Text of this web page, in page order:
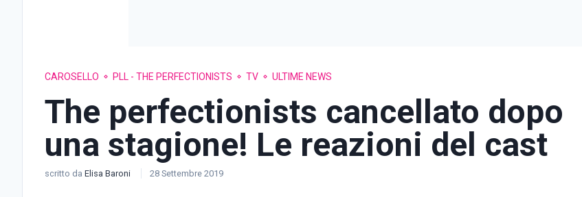
CAROSELLO PLL - THE PERFECTIONISTS TV ULTIME NEWS
The perfectionists cancellato dopo
una stagione! Le reazioni del cast
scritto da Elisa Baroni 28 Settembre 2019